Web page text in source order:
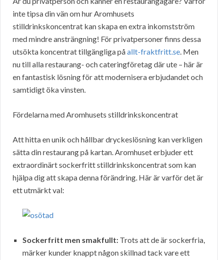
inte tipsa din vän om hur Aromhusets
stilldrinkskoncentrat kan skapa en extra inkomstström
med mindre ansträngning! För privatpersoner finns dessa
utsökta koncentrat tillgängliga påallt-fraktfritt.se. Men
nu till alla restaurang- och cateringföretag där ute – här är
en fantastisk lösning för att modernisera erbjudandet och
samtidigt öka vinsten.
Fördelarna med Aromhusets stilldrinkskoncentrat
Att hitta en unik och hållbar dryckeslösning kan verkligen
sätta din restaurang på kartan. Aromhuset erbjuder ett
extraordinärt sockerfritt stilldrinkskoncentrat som kan
hjälpa dig att skapa denna förändring. Här är varför det är
ett utmärkt val:
Sockerfritt men smakfullt: Trots att de är sockerfria,
märker kunder knappt någon skillnad tack vare ett